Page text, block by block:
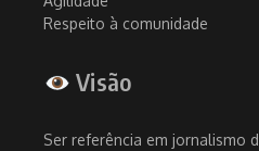
Respeito à comunidade
Visão
Ser referência em jornalismo